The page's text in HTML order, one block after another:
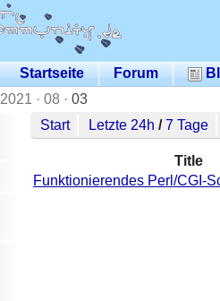
Startseite Forum
2021 · 08 · 03
Start Letzte 24h /7 Tage
Title
Funktionierendes Perl/CGI-